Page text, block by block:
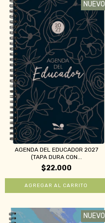
NUEVO
AGENDA DEL EDUCADOR 2027
(TAPA DURA CON...
$22.000
NUEVO